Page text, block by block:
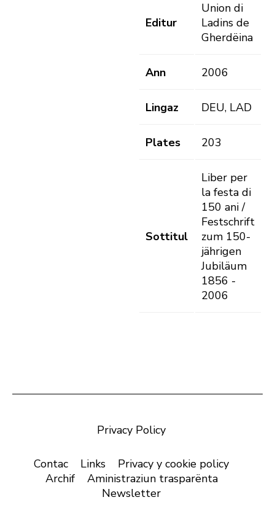
Editur
Union di
Ladins de
Gherdëina
Ann 2006
Lingaz DEU, LAD
Plates 203
Sottitul
Liber per
la festa di
150 ani /
Festschrift
zum 150-
jährigen
Jubiläum
1856 -
2006
Privacy Policy
Contac Links
Privacy y cookie policy
Archif
Aministraziun trasparënta
Newsletter